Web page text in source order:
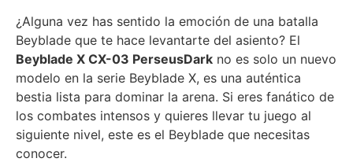
¿Alguna vez has sentido la emoción de una batalla
Beyblade que te hace levantarte del asiento? El
Beyblade X CX-03 PerseusDark no es solo un nuevo
modelo en la serie Beyblade X, es una auténtica
bestia lista para dominar la arena. Si eres fanático de
los combates intensos y quieres llevar tu juego al
siguiente nivel, este es el Beyblade que necesitas
conocer.